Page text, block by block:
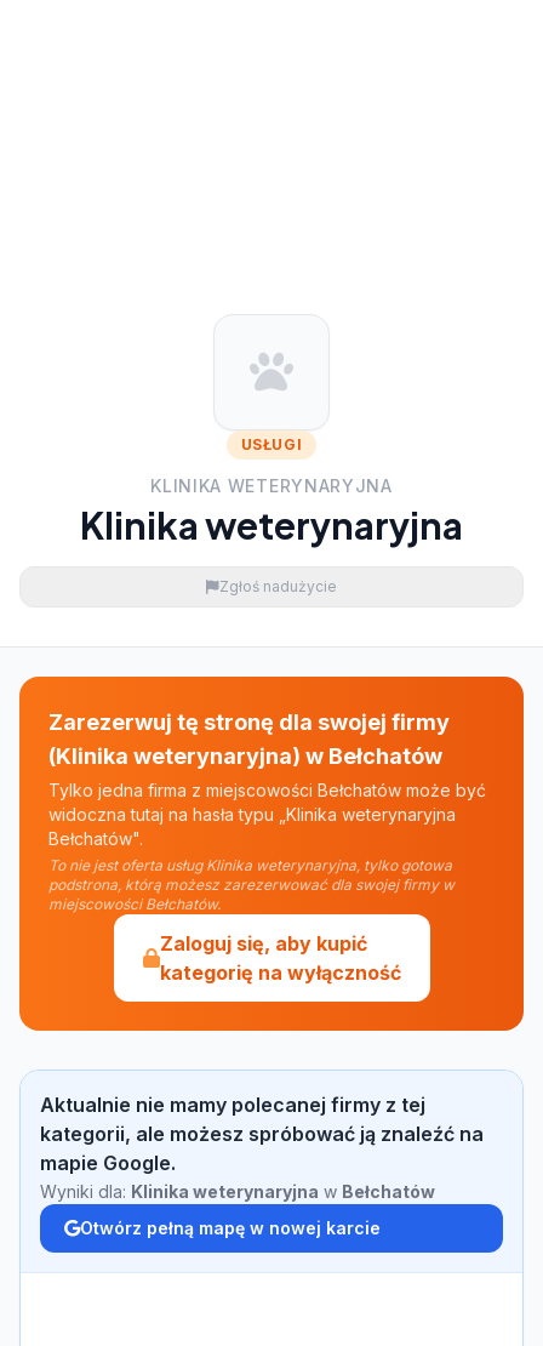
USŁUGI
KLINIKA WETERYNARYJNA
Klinika weterynaryjna
Zgłoś nadużycie
Zarezerwuj tę stronę dla swojej firmy
(Klinika weterynaryjna) w Bełchatów
Tylko jedna firma z miejscowości Bełchatów może być
widoczna tutaj na hasła typu „Klinika weterynaryjna
Bełchatów".
To nie jest oferta usług Klinika weterynaryjna, tylko gotowa
podstrona, którą możesz zarezerwować dla swojej firmy w
miejscowości Bełchatów.
Zaloguj się, aby kupić
kategorię na wyłączność
Aktualnie nie mamy polecanej firmy z tej
kategorii, ale możesz spróbować ją znaleźć na
mapie Google.
Wyniki dla: Klinika weterynaryjna w Bełchatów
Otwórz pełną mapę w nowej karcie